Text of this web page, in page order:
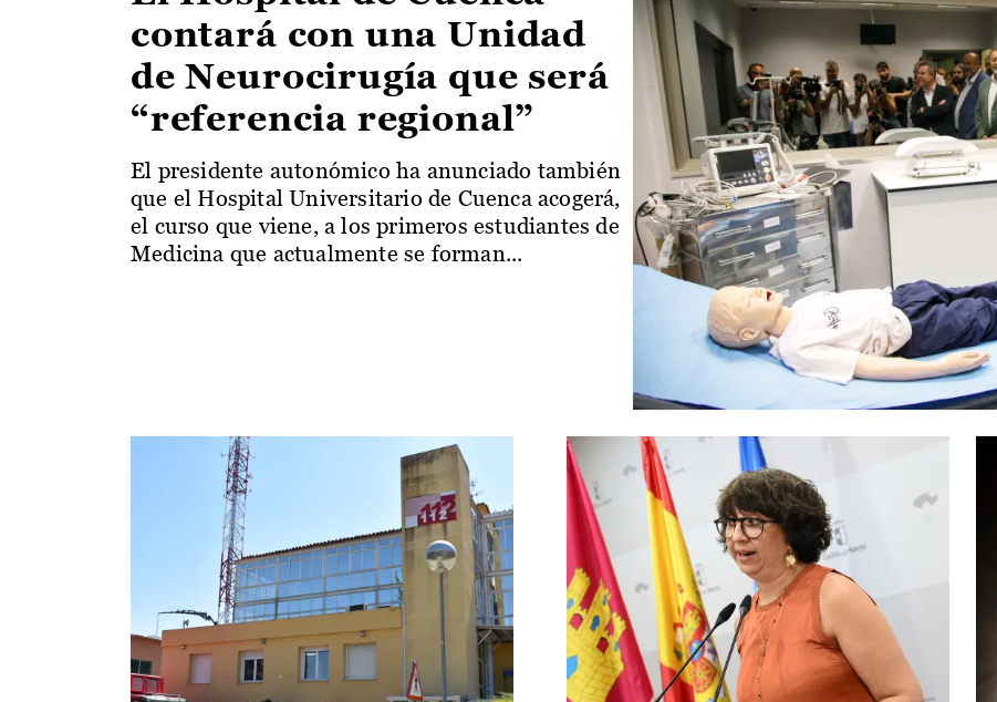
contará con una Unidad
de Neurocirugía que será
“referencia regional”
El presidente autonómico ha anunciado también
que el Hospital Universitario de Cuenca acogerá,
el curso que viene, a los primeros estudiantes de
Medicina que actualmente se forman...